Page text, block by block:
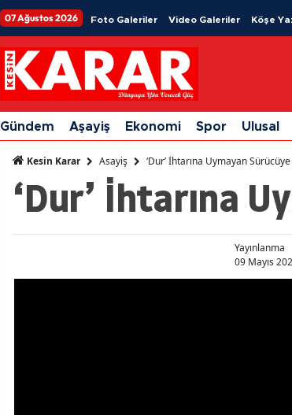
07 Ağustos 2026 Foto Galeriler Video Galeriler Köşe
Gündem Aşayiş Ekonomi Spor Ulusal
Kesin Karar Asayiş ‘Dur’ İhtarına Uymayan Sürücüye
‘Dur’ İhtarına
Yayınlanma
09 Mayıs